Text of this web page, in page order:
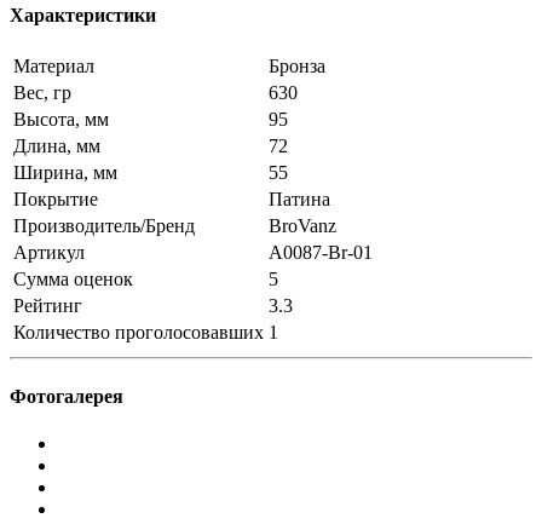
Характеристики
Материал
Бронза
Вес, гр
630
Высота, мм
95
Длина, мм
72
Ширина, мм
55
Покрытие
Патина
Производитель/Бренд
BroVanz
Артикул
A0087-Br-01
Сумма оценок
5
Рейтинг
3.3
Количество проголосовавших 1
Фотогалерея